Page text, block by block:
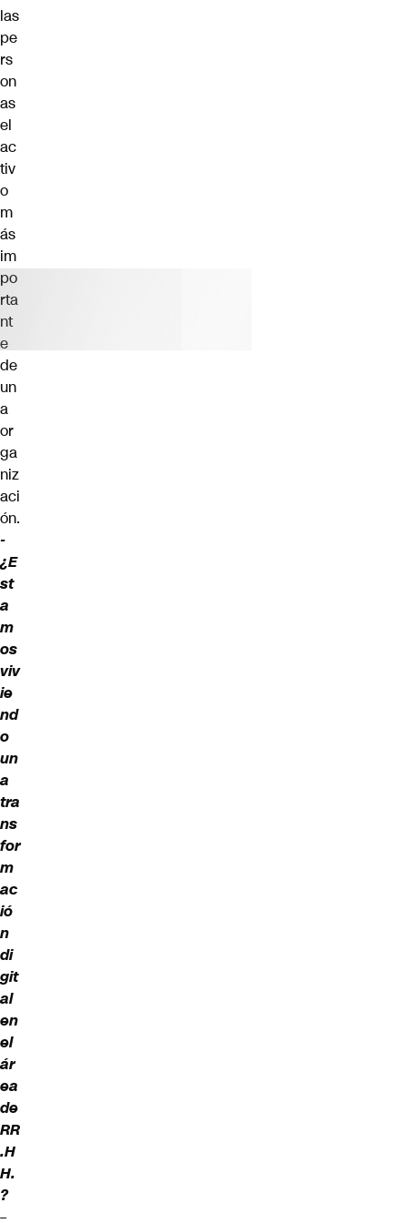
las
pe
rs
on
as
el
ac
tiv
o
m
ás
im
po
rta
nt
e
de
un
a
or
ga
niz
aci
ón.
-
¿E
st
a
m
os
viv
ie
nd
o
un
a
tra
ns
for
m
ac
ió
n
di
git
al
en
el
ár
ea
de
RR
.H
H.
?
–